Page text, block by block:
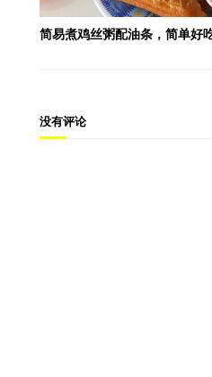
简易煮鸡丝粥配油条，简单好
没有评论